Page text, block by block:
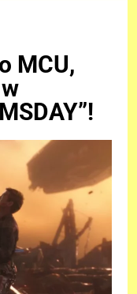
MCU,